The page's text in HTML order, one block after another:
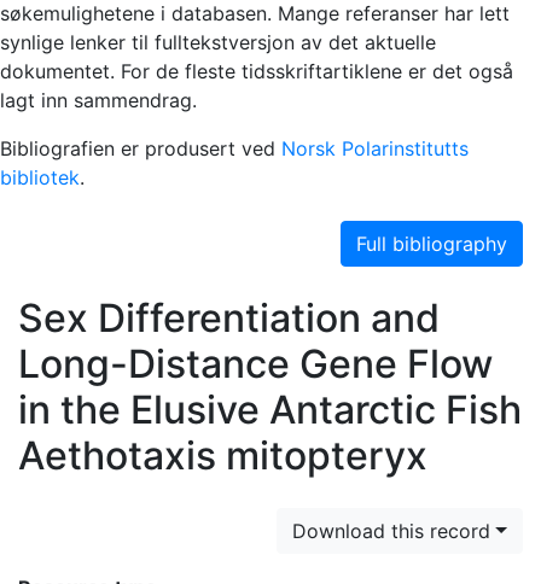
søkemulighetene i databasen. Mange referanser har lett
synlige lenker til fulltekstversjon av det aktuelle
dokumentet. For de fleste tidsskriftartiklene er det også
lagt inn sammendrag.
Bibliografien er produsert ved Norsk Polarinstitutts
bibliotek.
Full bibliography
Sex Differentiation and
Long-Distance Gene Flow
in the Elusive Antarctic Fish
Aethotaxis mitopteryx
Download this record